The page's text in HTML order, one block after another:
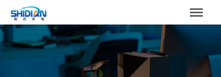
Home
关于我们